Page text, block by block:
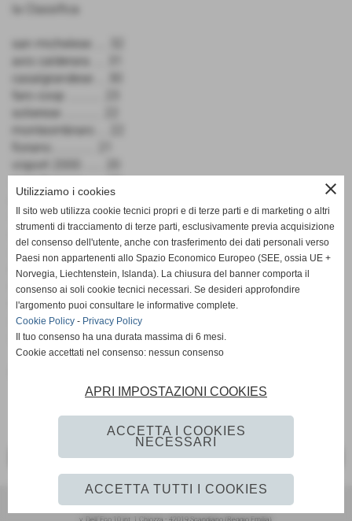
la Classifica
san michelese .... 32
axis calderara .... 31
casalgrandese ... 30
faro coop ........... 23
solierese ............ 22
monteombraro ... 22
fiorano.............. 21
visport 2000 ...... 20
polinago ............ 18
val.sa gold ......... 16
concordia .......... 15
zola predosa...... 14
monte san pietro . 14
r.castellarano...... 13
nonantola .......... 12
anzolavino......... 11
san cesario .........11
<< PRECEDENTE SUCCESSIVO >>
close
Utilizziamo i cookies
Il sito web utilizza cookie tecnici propri e di terze parti e di marketing o altri
strumenti di tracciamento di terze parti, esclusivamente previa acquisizione
del consenso dell'utente, anche con trasferimento dei dati personali verso
Paesi non appartenenti allo Spazio Economico Europeo (SEE, ossia UE +
Norvegia, Liechtenstein, Islanda). La chiusura del banner comporta il
consenso ai soli cookie tecnici necessari. Se desideri approfondire
l'argomento puoi consultare le informative complete.
Cookie Policy - Privacy Policy
Il tuo consenso ha una durata massima di 6 mesi.
Cookie accettati nel consenso: nessun consenso
APRI IMPOSTAZIONI COOKIES
ACCETTA I COOKIES
NECESSARI
ACCETTA TUTTI I COOKIES